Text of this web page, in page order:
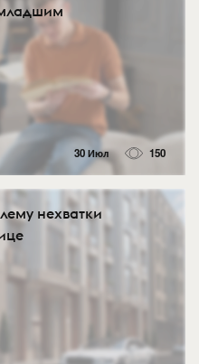
30 Июл 150
нехватки